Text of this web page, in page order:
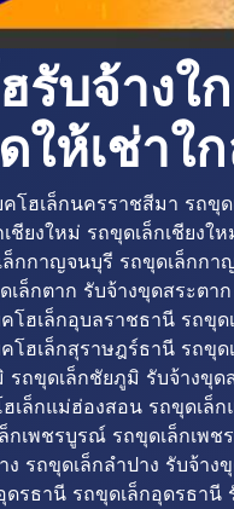
รับจ้างใ
ให้เช่าใ
โฮเล็กนครราชสีมา รถ
ชียงใหม่ รถขุดเล็กเชียง
กกาญจนบุรี รถขุดเล็กก
ล็กตาก รับจ้างขุดสระตา
ฮเล็กอุบลราชธานี รถ
ฮเล็กสุราษฎร์ธานี รถ
ถขุดเล็กชัยภูมิ รับจ้างขุ
ล็กแม่ฮ่องสอน รถขุดเ
เพชรบูรณ์ รถขุดเล็กเพ
รถขุดเล็กลำปาง รับจ้าง
รธานี รถขุดเล็กอุดรธา